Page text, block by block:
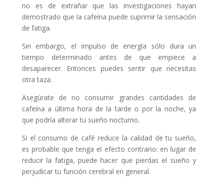
no es de extrañar que las investigaciones hayan
demostrado que la cafeína puede suprimir la sensación
de fatiga.
Sin embargo, el impulso de energía sólo dura un
tiempo determinado antes de que empiece a
desaparecer. Entonces puedes sentir que necesitas
otra taza.
Asegúrate de no consumir grandes cantidades de
cafeína a última hora de la tarde o por la noche, ya
que podría alterar tu sueño nocturno.
Si el consumo de café reduce la calidad de tu sueño,
es probable que tenga el efecto contrario: en lugar de
reducir la fatiga, puede hacer que pierdas el sueño y
perjudicar tu función cerebral en general.